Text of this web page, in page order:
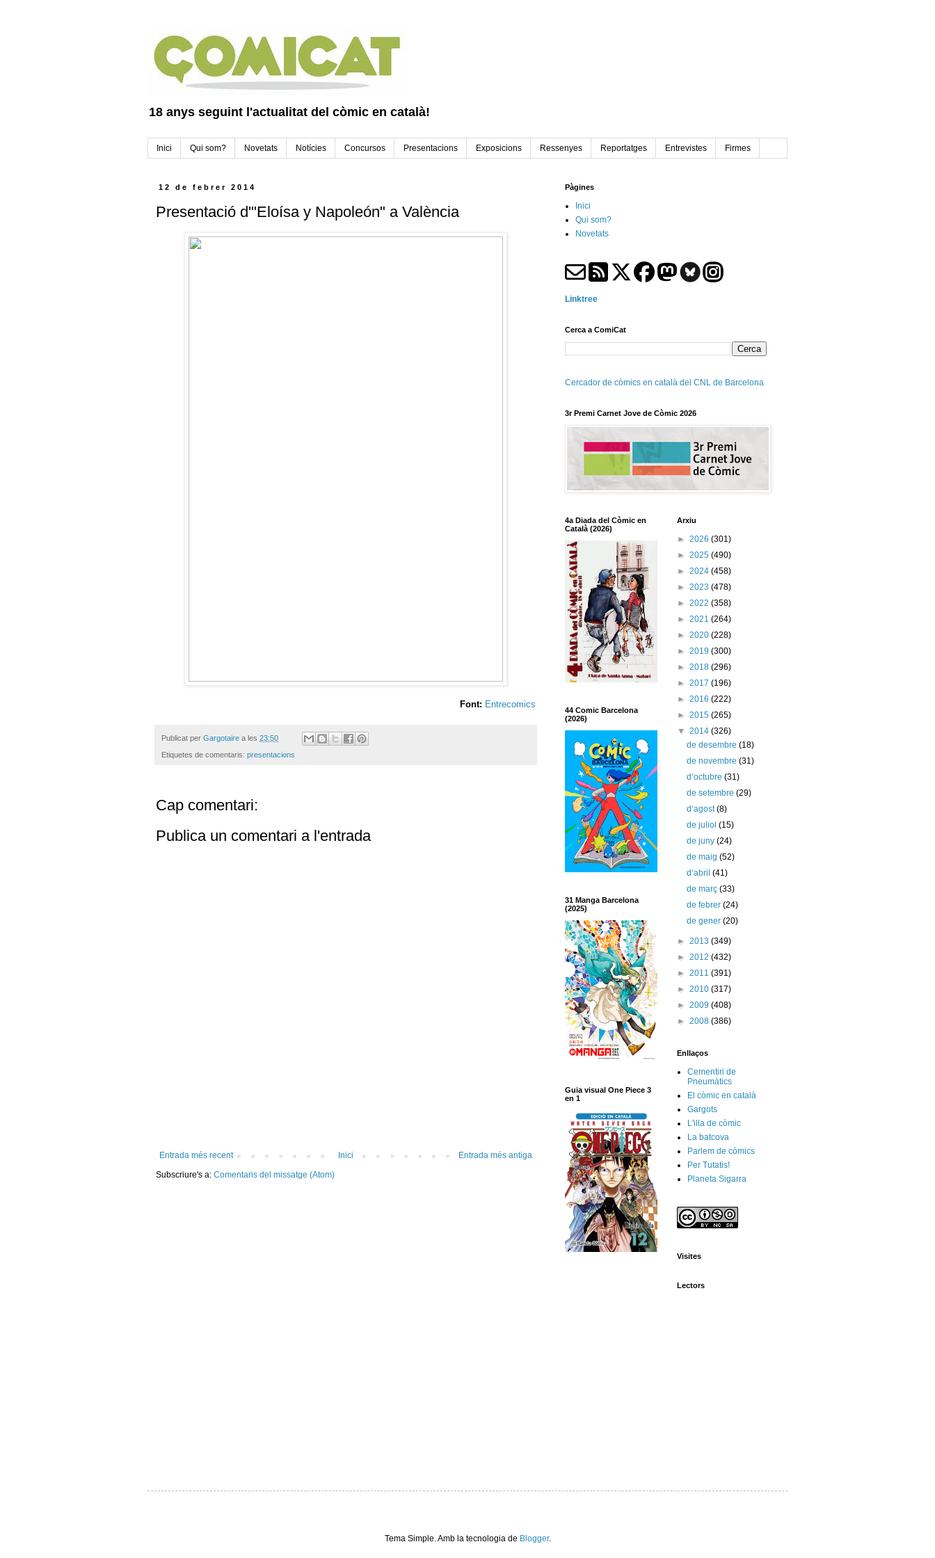
18 anys seguint l'actualitat del còmic en català!
Inici Qui som? Novetats Notícies Concursos Presentacions Exposicions Ressenyes Reportatges Entrevistes Firmes
12 de febrer 2014
Presentació d'"Eloísa y Napoleón" a València
Font: Entrecomics
Publicat per Gargotaire a les 23:50
Etiquetes de comentaris: presentacions
Cap comentari:
Publica un comentari a l'entrada
Entrada més recent Entrada més antiga
Inici
Subscriure's a: Comentaris del missatge (Atom)
Pàgines
Inici
Qui som?
Novetats
Linktree
Cerca a ComiCat
Cercador de còmics en català del CNL de Barcelona
3r Premi Carnet Jove de Còmic 2026
4a Diada del Còmic en
Català (2026)
44 Comic Barcelona
(2026)
31 Manga Barcelona
(2025)
Guia visual One Piece 3
en 1
Arxiu
► 2026 (301)
► 2025 (490)
► 2024 (458)
► 2023 (478)
► 2022 (358)
► 2021 (264)
► 2020 (228)
► 2019 (300)
► 2018 (296)
► 2017 (196)
► 2016 (222)
► 2015 (265)
▼ 2014 (326)
de desembre(18)
de novembre(31)
d’octubre(31)
de setembre(29)
d’agost(8)
de juliol(15)
de juny(24)
de maig(52)
d’abril(41)
de març(33)
de febrer(24)
de gener(20)
► 2013 (349)
► 2012 (432)
► 2011 (391)
► 2010 (317)
► 2009 (408)
► 2008 (386)
Enllaços
Cementiri de
Pneumàtics
El còmic en català
Gargots
L'illa de còmic
La batcova
Parlem de còmics
Per Tutatis!
Planeta Sigarra
Visites
Lectors
Tema Simple. Amb la tecnologia de Blogger.